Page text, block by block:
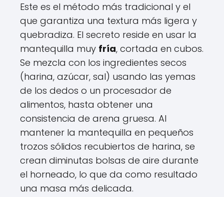
Este es el método más tradicional y el
que garantiza una textura más ligera y
quebradiza. El secreto reside en usar la
mantequilla muy fría, cortada en cubos.
Se mezcla con los ingredientes secos
(harina, azúcar, sal) usando las yemas
de los dedos o un procesador de
alimentos, hasta obtener una
consistencia de arena gruesa. Al
mantener la mantequilla en pequeños
trozos sólidos recubiertos de harina, se
crean diminutas bolsas de aire durante
el horneado, lo que da como resultado
una masa más delicada.